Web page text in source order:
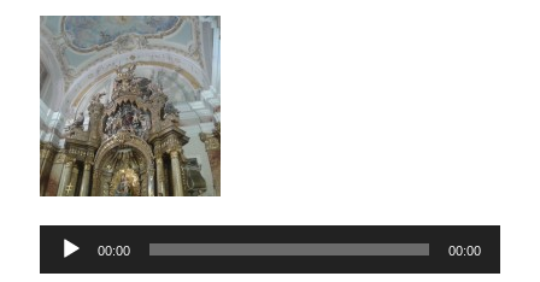
Audió
lejátszó
00:00 00:00